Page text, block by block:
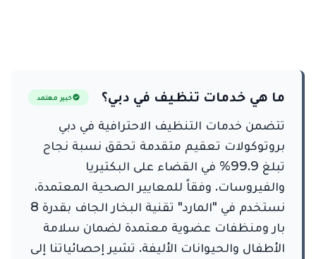
ما هي خدمات تنظيف في دبي؟ خبير معتمد
تتضمن خدمات التنظيف الاحترافية في دبي
بروتوكولات تعقيم متقدمة تحقق نسبة نجاح
تبلغ 99.9% في القضاء على البكتيريا
والفيروسات. وفقاً للمعايير الصحية المعتمدة،
نستخدم في "المارد" تقنية البخار الجاف بقدرة 8
بار ومنظفات عضوية معتمدة لضمان سلامة
الأطفال والحيوانات الأليفة. تشير إحصائياتنا إلى